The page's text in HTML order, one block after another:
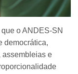
o ANDES-SN
democrática,
assembleias e